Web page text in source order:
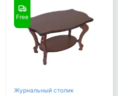
Free
Журнальный столик